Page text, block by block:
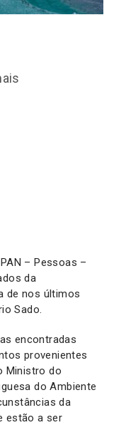
– Pessoas –
da
de nos últimos
Sado.
encontradas
provenientes
Ministro do
do Ambiente
da
estão a ser